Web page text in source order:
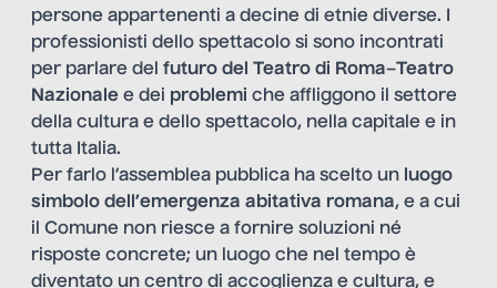
persone appartenenti a decine di etnie diverse. I
professionisti dello spettacolo si sono incontrati
per parlare del futuro del Teatro di Roma–Teatro
Nazionale e dei problemi che affliggono il settore
della cultura e dello spettacolo, nella capitale e in
tutta Italia.
Per farlo l’assemblea pubblica ha scelto un luogo
simbolo dell’emergenza abitativa romana, e a cui
il Comune non riesce a fornire soluzioni né
risposte concrete; un luogo che nel tempo è
diventato un centro di accoglienza e cultura, e